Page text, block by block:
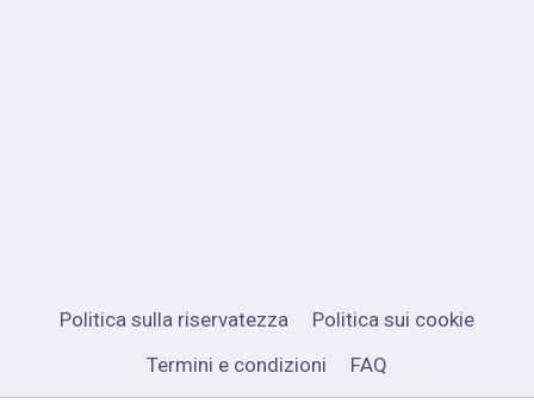
Politica sulla riservatezza
Politica sui cookie
Termini e condizioni
FAQ